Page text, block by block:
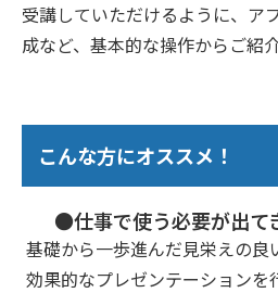
受講していただけるように、ア
成など、基本的な操作からご紹
こんな方にオススメ！
●仕事で使う必要が出て
基礎から一歩進んだ見栄えの良
効果的なプレゼンテーションを